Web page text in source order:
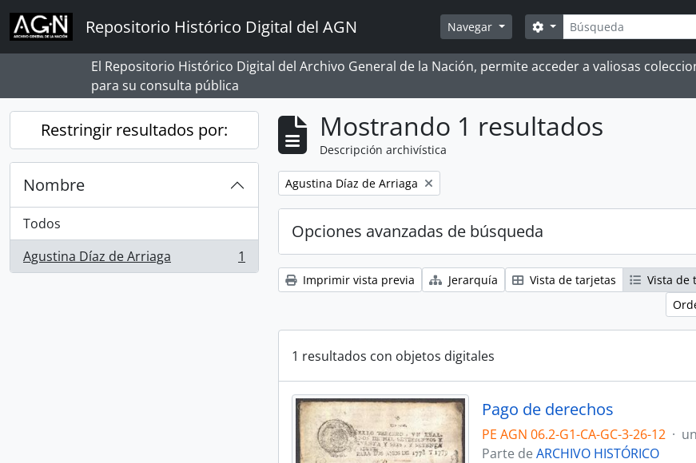
Skip to main content
Repositorio Histórico Digital del AGN Navegar Búsqueda
Search options
El Repositorio Histórico Digital del Archivo General de la Nación, permite acceder a valiosas
para su consulta pública
Restringir resultados por:
Nombre
Todos
Agustina Díaz de Arriaga
, 1 resultados 1
Mostrando 1 resultados
Descripción archivística
Remove filter:
Agustina Díaz de Arriaga
Opciones avanzadas de búsqueda
Imprimir vista previa Jerarquía Vista de tarjetas
Vista de
1 resultados con objetos digitales
Pago de derechos
PE AGN 06.2-G1-CA-GC-3-26-12 ·
Parte de ARCHIVO HISTÓRICO